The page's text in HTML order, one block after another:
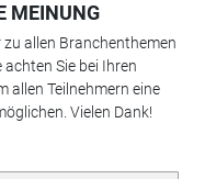
MEINUNG
allen Branchenthemen
Sie bei Ihren
allen Teilnehmern eine
Vielen Dank!